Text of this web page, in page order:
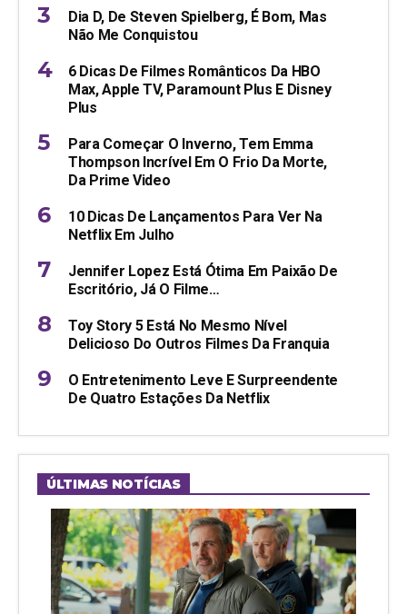
Dia D, De Steven Spielberg, É Bom, Mas
Não Me Conquistou
6 Dicas De Filmes Românticos Da HBO
Max, Apple TV, Paramount Plus E Disney
Plus
Para Começar O Inverno, Tem Emma
Thompson Incrível Em O Frio Da Morte,
Da Prime Video
10 Dicas De Lançamentos Para Ver Na
Netflix Em Julho
Jennifer Lopez Está Ótima Em Paixão De
Escritório, Já O Filme…
Toy Story 5 Está No Mesmo Nível
Delicioso Do Outros Filmes Da Franquia
O Entretenimento Leve E Surpreendente
De Quatro Estações Da Netflix
ÚLTIMAS NOTÍCIAS